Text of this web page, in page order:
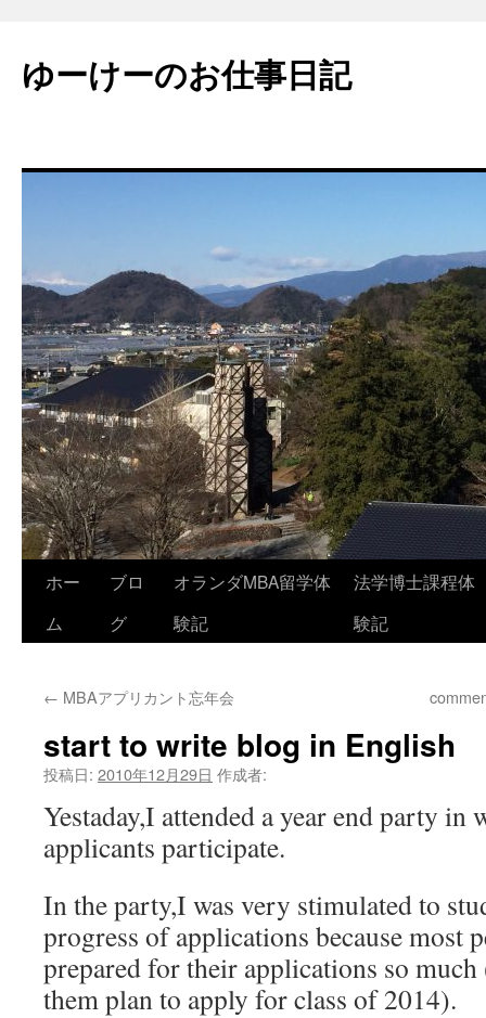
ゆーけーのお仕事日記
ン
ツ
へ
ッ
プ
ホー
ム
ブロ
グ
オランダMBA留学体
験記
法学博士課程体
験記
← MBAアプリカント忘年会
start to write blog in English
投稿日: 2010年12月29日 作成者:
Yestaday,I attended a year end party
applicants participate.
In the party,I was very stimulated to
progress of applications because most
prepared for their applications so
them plan to apply for class of 2014).